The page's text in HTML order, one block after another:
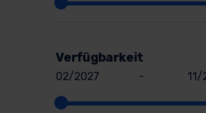
Verfügbarkeit
02/2027 - 11/